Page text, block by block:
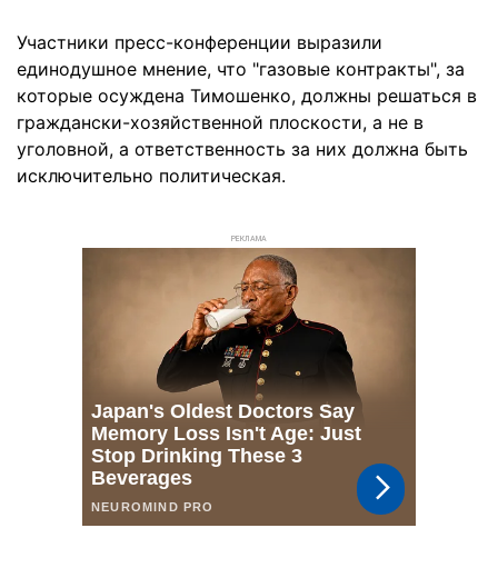
Участники пресс-конференции выразили
единодушное мнение, что "газовые контракты", за
которые осуждена Тимошенко, должны решаться в
граждански-хозяйственной плоскости, а не в
уголовной, а ответственность за них должна быть
исключительно политическая.
РЕКЛАМА